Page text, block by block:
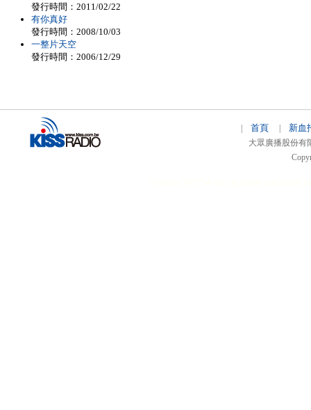
發行時間：2011/02/22
有你真好
發行時間：2008/10/03
一整片天空
發行時間：2006/12/29
首頁 新血
大眾廣播股份有